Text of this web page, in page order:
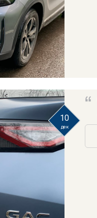
10
дек